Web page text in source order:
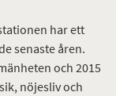
har ett
senaste åren.
och 2015
nöjesliv och